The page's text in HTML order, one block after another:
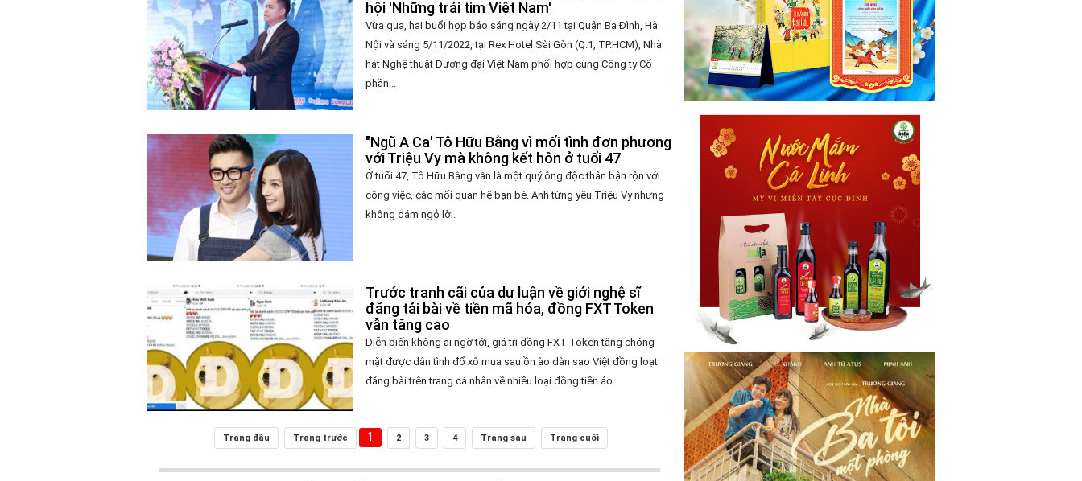
hội 'Những trái tim Việt Nam'
Vừa qua, hai buổi họp báo sáng ngày 2/11 tại Quận Ba Đình, Hà
Nội và sáng 5/11/2022, tại Rex Hotel Sài Gòn (Q.1, TP.HCM), Nhà
hát Nghệ thuật Đương đại Việt Nam phối hợp cùng Công ty Cổ
phần...
"Ngũ A Ca' Tô Hữu Bằng vì mối tình đơn phương
với Triệu Vy mà không kết hôn ở tuổi 47
Ở tuổi 47, Tô Hữu Bằng vẫn là một quý ông độc thân bận rộn với
công việc, các mối quan hệ bạn bè. Anh từng yêu Triệu Vy nhưng
không dám ngỏ lời.
Trước tranh cãi của dư luận về giới nghệ sĩ
đăng tải bài về tiền mã hóa, đồng FXT Token
vẫn tăng cao
Diễn biến không ai ngờ tới, giá trị đồng FXT Token tăng chóng
mặt được dân tình đổ xô mua sau ồn ào dàn sao Việt đồng loạt
đăng bài trên trang cá nhân về nhiều loại đồng tiền ảo.
Trang đầu Trang trước 1 2 3 4 Trang sau Trang cuối